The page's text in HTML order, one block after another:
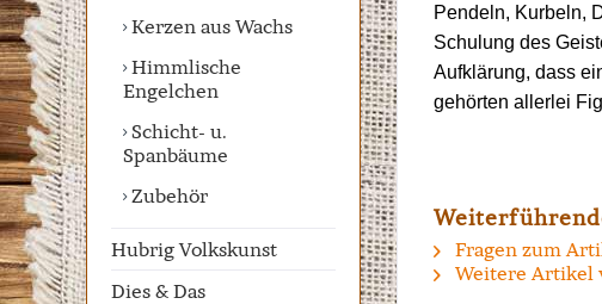
Kerzen aus Wachs
Himmlische
Engelchen
Schicht- u.
Spanbäume
Zubehör
Hubrig Volkskunst
Dies & Das
Pendeln, Kurbeln,
Schulung des
Aufklärung, dass
gehörten allerlei
Fragen zum
Weitere Artikel